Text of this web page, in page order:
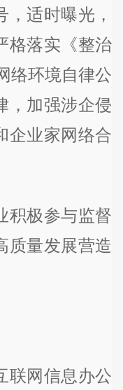
适时曝光，
格落实《整治
络环境自律公
，加强涉企侵
企业家网络合
极参与监督
质量发展营造
网信息办公